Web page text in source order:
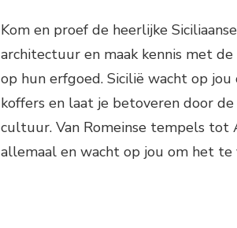
Kom en proef de heerlijke
architectuur en maak kennis met
op hun erfgoed. Sicilië wacht op
koffers en laat je betoveren door
cultuur. Van Romeinse tempels tot
allemaal en wacht op jou om het te